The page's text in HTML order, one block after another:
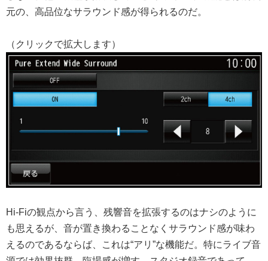
元の、高品位なサラウンド感が得られるのだ。
（クリックで拡大します）
Hi-Fiの観点から言う、残響音を拡張するのはナシのように
も思えるが、音が置き換わることなくサラウンド感が味わ
えるのであるならば、これは“アリ”な機能だ。特にライブ音